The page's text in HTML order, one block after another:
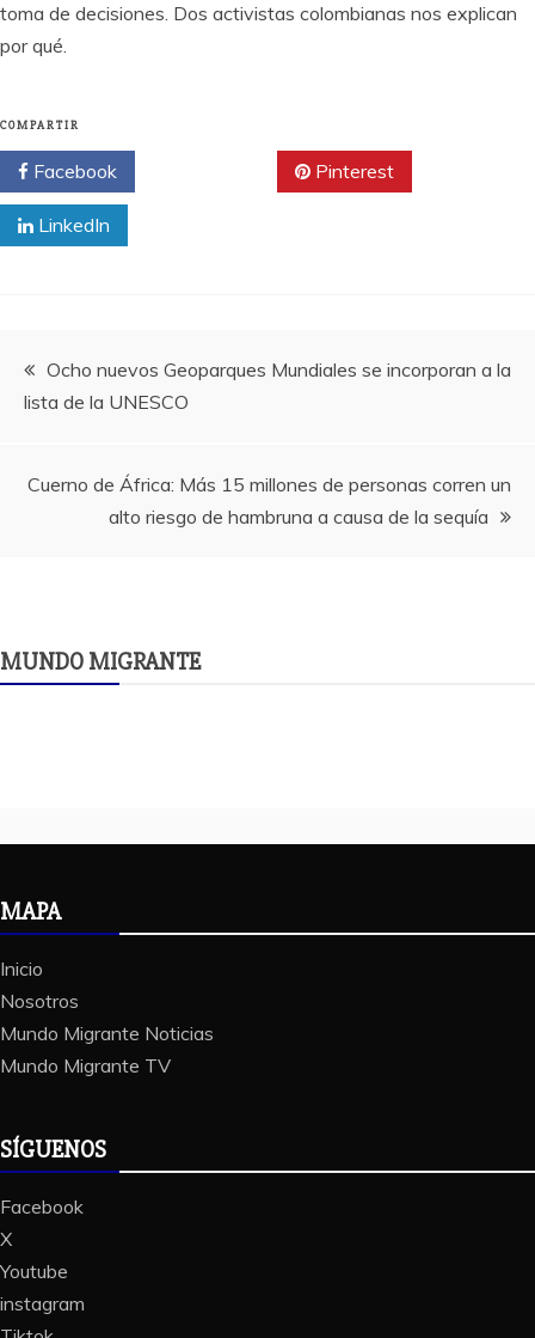
toma de decisiones. Dos activistas colombianas nos explican
por qué.
COMPARTIR
Facebook Pinterest
LinkedIn
Navegación
entradas
Ocho nuevos Geoparques Mundiales se incorporan a la
lista de la UNESCO
Cuerno de África: Más 15 millones de personas corren un
alto riesgo de hambruna a causa de la sequía
MUNDO MIGRANTE
MAPA
Inicio
Nosotros
Mundo Migrante Noticias
Mundo Migrante TV
SÍGUENOS
Facebook
X
Youtube
instagram